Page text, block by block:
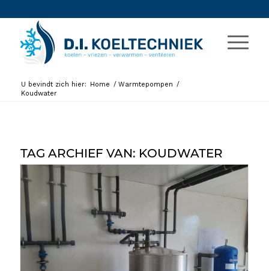
U bevindt zich hier: Home / Warmtepompen /
Koudwater
TAG ARCHIEF VAN: KOUDWATER